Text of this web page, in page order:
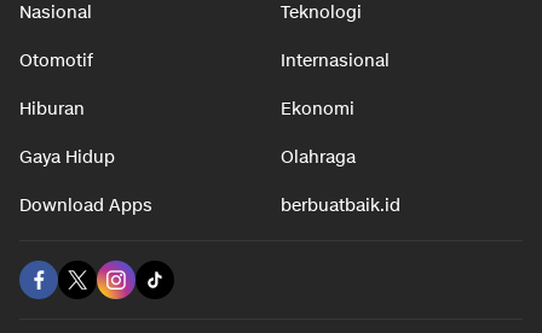
Nasional Teknologi
Otomotif Internasional
Hiburan Ekonomi
Gaya Hidup Olahraga
Download Apps berbuatbaik.id